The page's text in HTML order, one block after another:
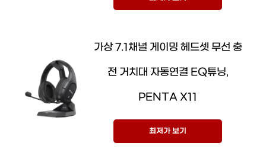
가상 7.1채널 게이밍 헤드셋 무선 충
전 거치대 자동연결 EQ튜닝,
PENTA X11
최저가 보기